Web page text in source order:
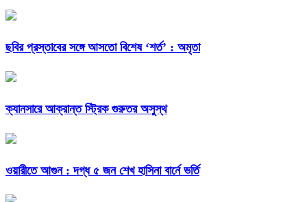
ছবির প্রস্তাবের সঙ্গে আসতো বিশেষ ‘শর্ত’ : অমৃতা
ক্যানসারে আক্রান্ত স্ট্রিক গুরুতর অসুস্থ
ওয়ারীতে আগুন : দগ্ধ ৫ জন শেখ হাসিনা বার্নে ভর্তি